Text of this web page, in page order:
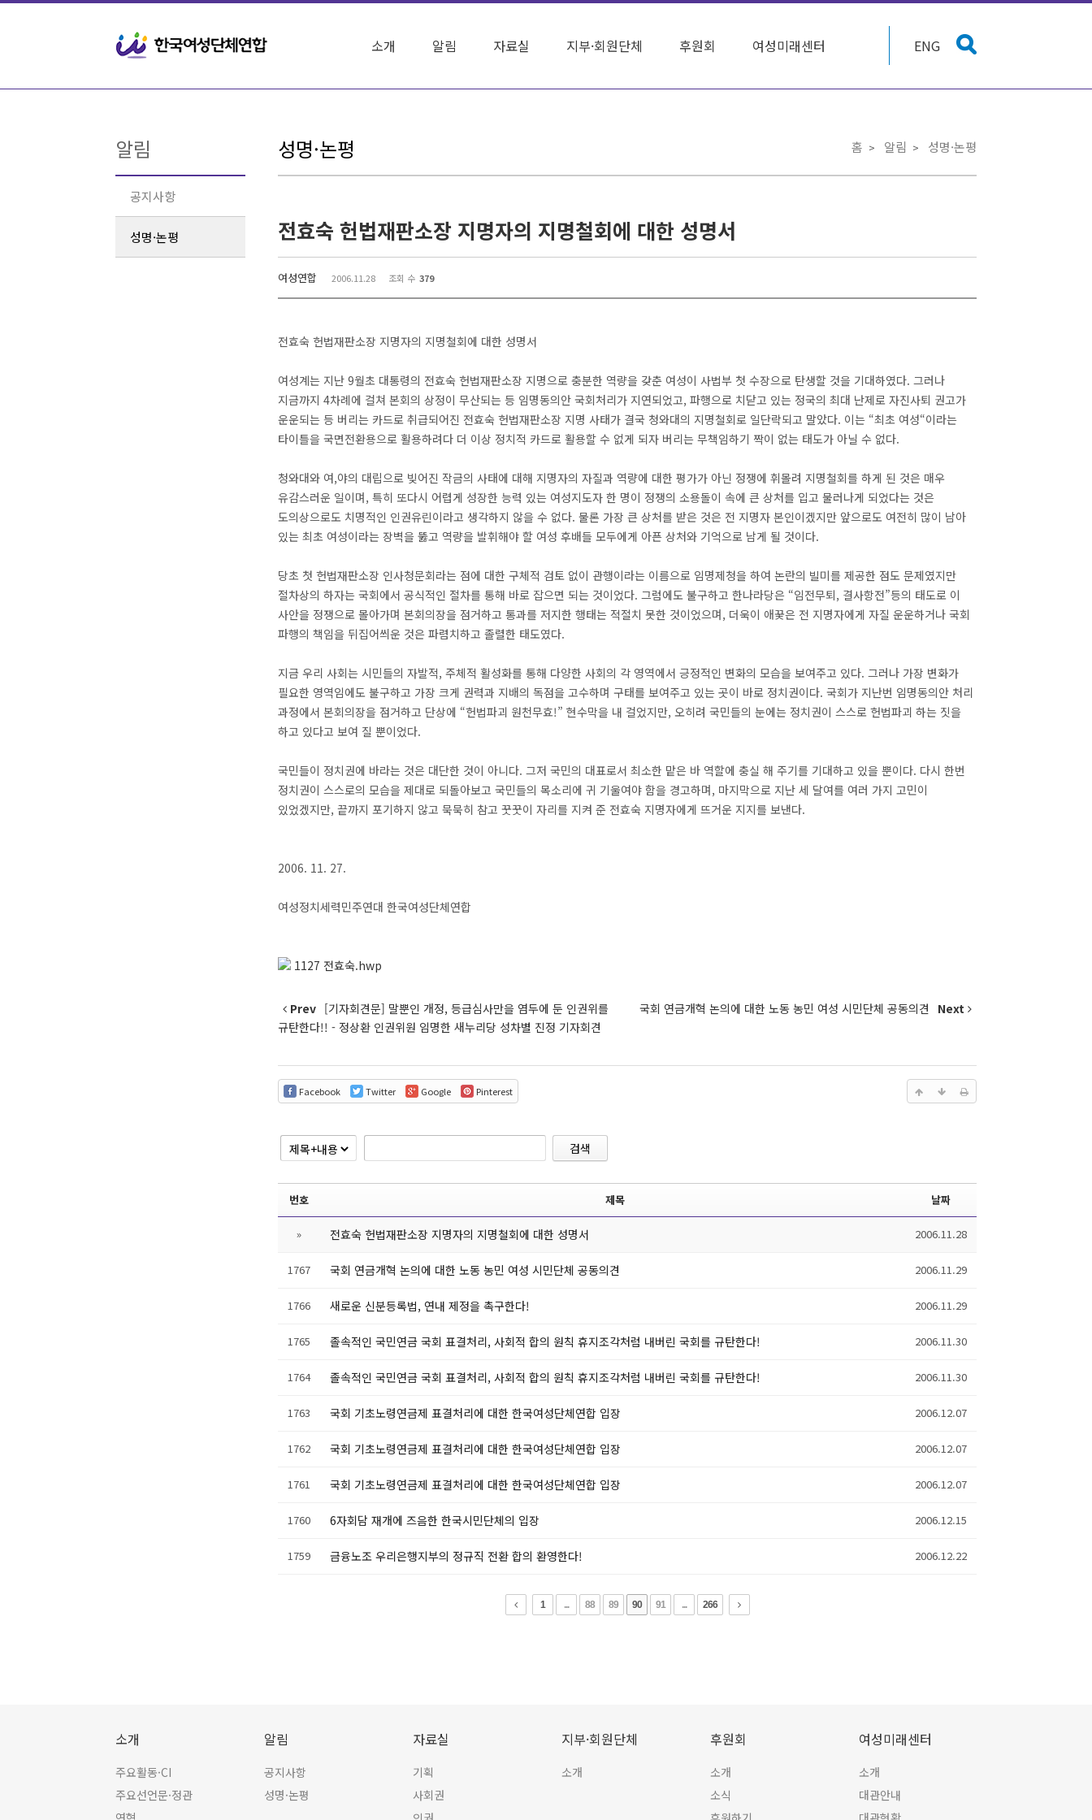
소개 알림 자료실 지부·회원단체 후원회 여성미래센터 ENG
알림
공지사항
성명·논평
성명·논평 홈 알림 성명·논평
전효숙 헌법재판소장 지명자의 지명철회에 대한 성명서
여성연합 2006.11.28 조회 수 379
전효숙 헌법재판소장 지명자의 지명철회에 대한 성명서
여성계는 지난 9월초 대통령의 전효숙 헌법재판소장 지명으로 충분한 역량을 갖춘 여성이 사법부 첫 수장으로 탄생할 것을 기대하였다. 그러나
지금까지 4차례에 걸쳐 본회의 상정이 무산되는 등 임명동의안 국회처리가 지연되었고, 파행으로 치닫고 있는 정국의 최대 난제로 자진사퇴 권고가
운운되는 등 버리는 카드로 취급되어진 전효숙 헌법재판소장 지명 사태가 결국 청와대의 지명철회로 일단락되고 말았다. 이는 “최초 여성“이라는
타이틀을 국면전환용으로 활용하려다 더 이상 정치적 카드로 활용할 수 없게 되자 버리는 무책임하기 짝이 없는 태도가 아닐 수 없다.
청와대와 여,야의 대립으로 빚어진 작금의 사태에 대해 지명자의 자질과 역량에 대한 평가가 아닌 정쟁에 휘몰려 지명철회를 하게 된 것은 매우
유감스러운 일이며, 특히 또다시 어렵게 성장한 능력 있는 여성지도자 한 명이 정쟁의 소용돌이 속에 큰 상처를 입고 물러나게 되었다는 것은
도의상으로도 치명적인 인권유린이라고 생각하지 않을 수 없다. 물론 가장 큰 상처를 받은 것은 전 지명자 본인이겠지만 앞으로도 여전히 많이 남아
있는 최초 여성이라는 장벽을 뚫고 역량을 발휘해야 할 여성 후배들 모두에게 아픈 상처와 기억으로 남게 될 것이다.
당초 첫 헌법재판소장 인사청문회라는 점에 대한 구체적 검토 없이 관행이라는 이름으로 임명제청을 하여 논란의 빌미를 제공한 점도 문제였지만
절차상의 하자는 국회에서 공식적인 절차를 통해 바로 잡으면 되는 것이었다. 그럼에도 불구하고 한나라당은 “임전무퇴, 결사항전”등의 태도로 이
사안을 정쟁으로 몰아가며 본회의장을 점거하고 통과를 저지한 행태는 적절치 못한 것이었으며, 더욱이 애꿎은 전 지명자에게 자질 운운하거나 국회
파행의 책임을 뒤집어씌운 것은 파렴치하고 졸렬한 태도였다.
지금 우리 사회는 시민들의 자발적, 주체적 활성화를 통해 다양한 사회의 각 영역에서 긍정적인 변화의 모습을 보여주고 있다. 그러나 가장 변화가
필요한 영역임에도 불구하고 가장 크게 권력과 지배의 독점을 고수하며 구태를 보여주고 있는 곳이 바로 정치권이다. 국회가 지난번 임명동의안 처리
과정에서 본회의장을 점거하고 단상에 “헌법파괴 원천무효!” 현수막을 내 걸었지만, 오히려 국민들의 눈에는 정치권이 스스로 헌법파괴 하는 짓을
하고 있다고 보여 질 뿐이었다.
국민들이 정치권에 바라는 것은 대단한 것이 아니다. 그저 국민의 대표로서 최소한 맡은 바 역할에 충실 해 주기를 기대하고 있을 뿐이다. 다시 한번
정치권이 스스로의 모습을 제대로 되돌아보고 국민들의 목소리에 귀 기울여야 함을 경고하며, 마지막으로 지난 세 달여를 여러 가지 고민이
있었겠지만, 끝까지 포기하지 않고 묵묵히 참고 꿋꿋이 자리를 지켜 준 전효숙 지명자에게 뜨거운 지지를 보낸다.
2006. 11. 27.
여성정치세력민주연대 한국여성단체연합
1127 전효숙.hwp
Prev [기자회견문] 말뿐인 개정, 등급심사만을 염두에 둔 인권위를
규탄한다!! - 정상환 인권위원 임명한 새누리당 성차별 진정 기자회견
국회 연금개혁 논의에 대한 노동 농민 여성 시민단체 공동의견 Next
Facebook Twitter Google Pinterest
검색
번호 제목 날짜
» 전효숙 헌법재판소장 지명자의 지명철회에 대한 성명서 2006.11.28
1767 국회 연금개혁 논의에 대한 노동 농민 여성 시민단체 공동의견 2006.11.29
1766 새로운 신분등록법, 연내 제정을 촉구한다! 2006.11.29
1765 졸속적인 국민연금 국회 표결처리, 사회적 합의 원칙 휴지조각처럼 내버린 국회를 규탄한다! 2006.11.30
1764 졸속적인 국민연금 국회 표결처리, 사회적 합의 원칙 휴지조각처럼 내버린 국회를 규탄한다! 2006.11.30
1763 국회 기초노령연금제 표결처리에 대한 한국여성단체연합 입장 2006.12.07
1762 국회 기초노령연금제 표결처리에 대한 한국여성단체연합 입장 2006.12.07
1761 국회 기초노령연금제 표결처리에 대한 한국여성단체연합 입장 2006.12.07
1760 6자회담 재개에 즈음한 한국시민단체의 입장 2006.12.15
1759 금융노조 우리은행지부의 정규직 전환 합의 환영한다! 2006.12.22
1 ... 88 89 90 91 ... 266
소개
주요활동·CI
주요선언문·정관
알림
공지사항
성명·논평
자료실
기획
사회권
지부·회원단체
소개
후원회
소개
소식
여성미래센터
소개
대관안내